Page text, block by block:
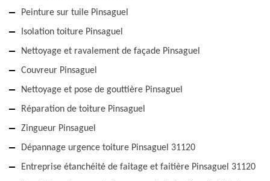
Peinture sur tuile Pinsaguel
Isolation toiture Pinsaguel
Nettoyage et ravalement de façade Pinsaguel
Couvreur Pinsaguel
Nettoyage et pose de gouttière Pinsaguel
Réparation de toiture Pinsaguel
Zingueur Pinsaguel
Dépannage urgence toiture Pinsaguel 31120
Entreprise étanchéité de faitage et faitière Pinsaguel 31120